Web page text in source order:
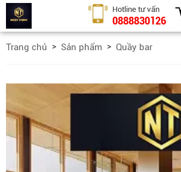
Hotline tư vấn
0888830126
Trang chủ Sản phẩm Quầy bar